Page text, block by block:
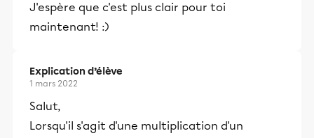
J'espère que c'est plus clair pour toi
maintenant! :)
Explication d’élève
1 mars 2022
Salut,
Lorsqu'il s'agit d'une multiplication d'un